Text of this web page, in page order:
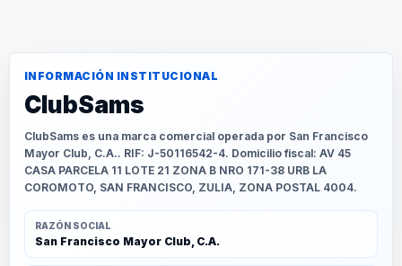
INFORMACIÓN INSTITUCIONAL
ClubSams
ClubSams es una marca comercial operada por San Francisco
Mayor Club, C.A.. RIF: J-50116542-4. Domicilio fiscal: AV 45
CASA PARCELA 11 LOTE 21 ZONA B NRO 171-38 URB LA
COROMOTO, SAN FRANCISCO, ZULIA, ZONA POSTAL 4004.
RAZÓN SOCIAL
San Francisco Mayor Club, C.A.